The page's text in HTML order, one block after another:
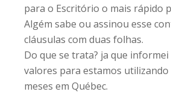
para o Escritório o mais rápido
Algém sabe ou assinou esse
cláusulas com duas folhas.
Do que se trata? ja que
valores para estamos
meses em Québec.